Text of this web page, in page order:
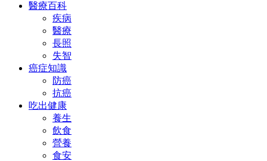
醫療百科
疾病
醫療
長照
失智
癌症知識
防癌
抗癌
吃出健康
養生
飲食
營養
食安